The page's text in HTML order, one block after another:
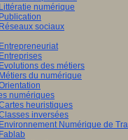
Littératie numérique
Publication
Réseaux sociaux
Entrepreneuriat
Entreprises
Evolutions des métiers
Métiers du numérique
numériques
heuristiques
inversées
Environnement Numérique de
Fablab